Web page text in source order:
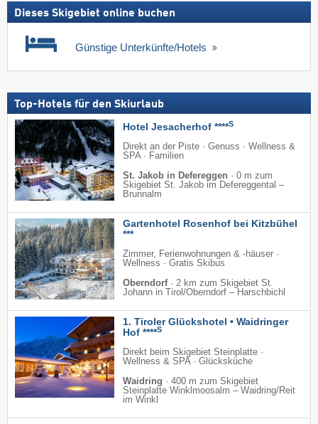
Dieses Skigebiet online buchen
Günstige Unterkünfte/Hotels
Top-Hotels für den Skiurlaub
Hotel Jesacherhof ****S
Direkt an der Piste · Genuss · Wellness &
SPA · Familien
St. Jakob in Defereggen · 0 m zum
Skigebiet St. Jakob im Defereggental –
Brunnalm
Gartenhotel Rosenhof bei Kitzbühel
***
Zimmer, Ferienwohnungen & -häuser ·
Wellness · Gratis Skibus
Oberndorf · 2 km zum Skigebiet St.
Johann in Tirol/​Oberndorf – Harschbichl
1. Tiroler Glückshotel • Waidringer
Hof ****S
Direkt beim Skigebiet Steinplatte ·
Wellness & SPA · Glücksküche
Waidring · 400 m zum Skigebiet
Steinplatte Winklmoosalm – Waidring/​Reit
im Winkl